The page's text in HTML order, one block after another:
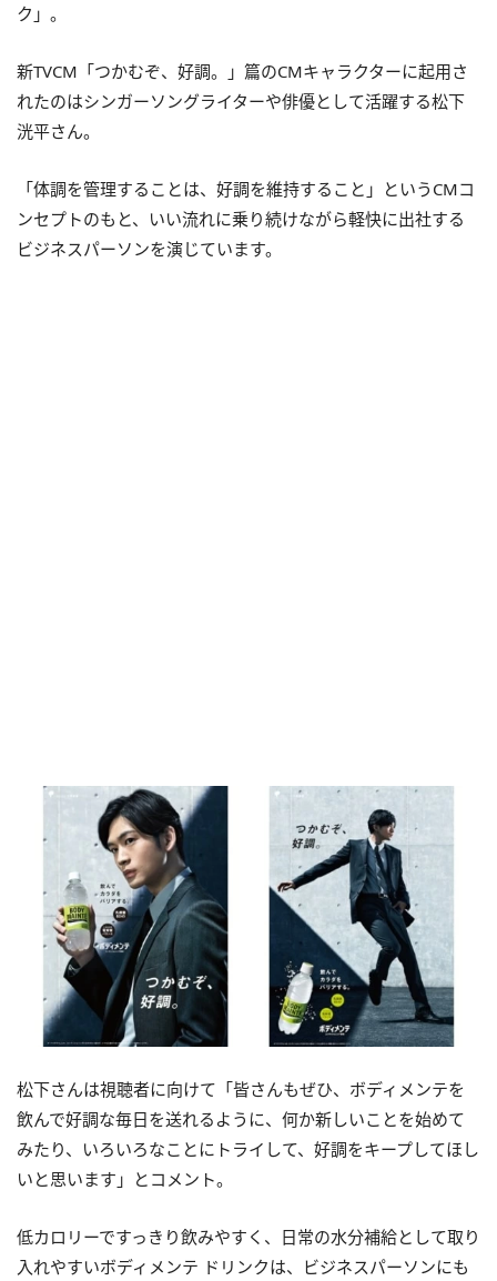
ク」。
新TVCM「つかむぞ、好調。」篇のCMキャラクターに起用さ
れたのはシンガーソングライターや俳優として活躍する松下
洸平さん。
「体調を管理することは、好調を維持すること」というCMコ
ンセプトのもと、いい流れに乗り続けながら軽快に出社する
ビジネスパーソンを演じています。
松下さんは視聴者に向けて「皆さんもぜひ、ボディメンテを
飲んで好調な毎日を送れるように、何か新しいことを始めて
みたり、いろいろなことにトライして、好調をキープしてほし
いと思います」とコメント。
低カロリーですっきり飲みやすく、日常の水分補給として取り
入れやすいボディメンテ ドリンクは、ビジネスパーソンにも